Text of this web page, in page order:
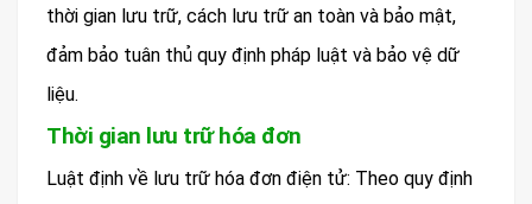
thời gian lưu trữ, cách lưu trữ an toàn và bảo mật,
đảm bảo tuân thủ quy định pháp luật và bảo vệ dữ
liệu.
Thời gian lưu trữ hóa đơn
Luật định về lưu trữ hóa đơn điện tử: Theo quy định